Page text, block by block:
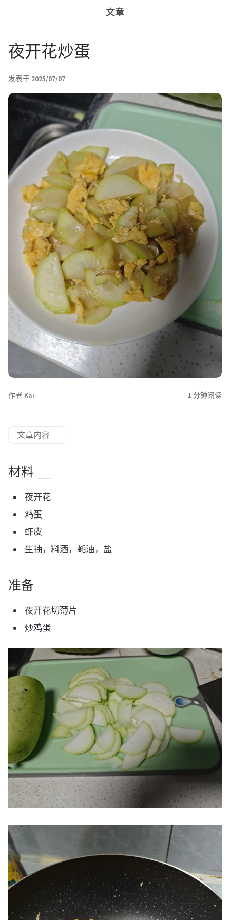
文章
夜开花炒蛋
发表于 2025/07/07
作者 Kai 1 分钟阅读
文章内容
材料
夜开花
鸡蛋
虾皮
生抽，料酒，蚝油，盐
准备
夜开花切薄片
炒鸡蛋